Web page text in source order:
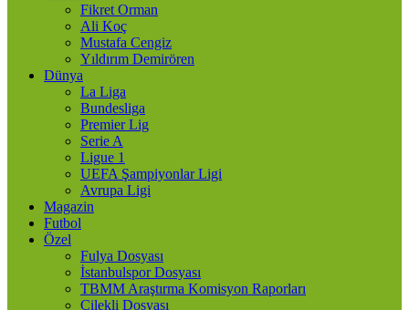
Fikret Orman
Ali Koç
Mustafa Cengiz
Yıldırım Demirören
Dünya
La Liga
Bundesliga
Premier Lig
Serie A
Ligue 1
UEFA Şampiyonlar Ligi
Avrupa Ligi
Magazin
Futbol
Özel
Fulya Dosyası
İstanbulspor Dosyası
TBMM Araştırma Komisyon Raporları
Çilekli Dosyası